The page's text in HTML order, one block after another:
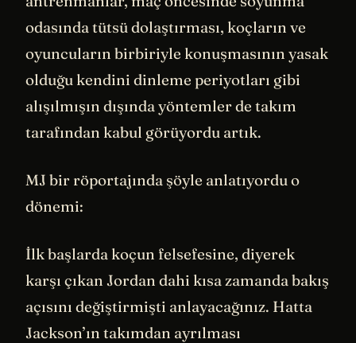
odasında tütsü dolaştırması, koçların ve
oyuncuların birbiriyle konuşmasının yasak
olduğu kendini dinleme periyotları gibi
alışılmışın dışında yöntemler de takım
tarafından kabul görüyordu artık.
MJ bir röportajında şöyle anlatıyordu o
dönemi:
İlk başlarda koçun felsefesine, diyerek
karşı çıkan Jordan dahi kısa zamanda bakış
açısını değiştirmişti anlayacağınız. Hatta
Jackson’ın takımdan ayrılması